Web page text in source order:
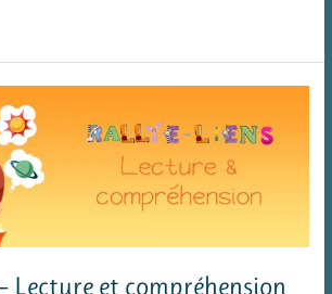
Lecture et compréhension